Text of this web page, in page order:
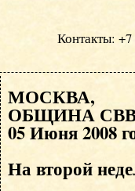
Контакты: +7
МОСКВА,
ОБЩИНА
05 Июня 2008
На второй